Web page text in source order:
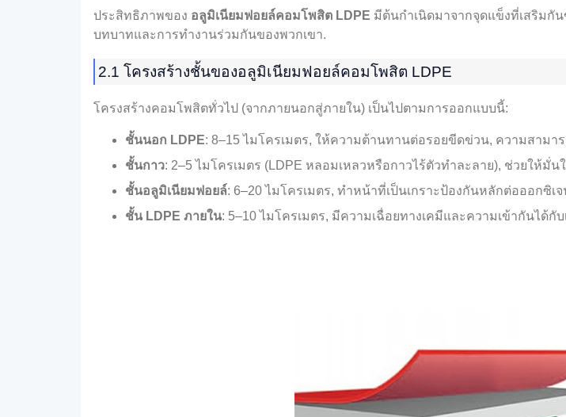
ประสิทธิภาพของ อลูมิเนียมฟอยล์คอมโพสิต LDPE มีต้นกำเนิดมาจากจุดแข็งที่เสริมกั
บทบาทและการทำงานร่วมกันของพวกเขา.
2.1 โครงสร้างชั้นของอลูมิเนียมฟอยล์คอมโพสิต LDPE
โครงสร้างคอมโพสิตทั่วไป (จากภายนอกสู่ภายใน) เป็นไปตามการออกแบบนี้:
ชั้นนอก LDPE: 8–15 ไมโครเมตร, ให้ความต้านทานต่อรอยขีดข่วน, ความสาม
ชั้นกาว: 2–5 ไมโครเมตร (LDPE หลอมเหลวหรือกาวไร้ตัวทำละลาย), ช่วยให้มั่
ชั้นอลูมิเนียมฟอยล์: 6–20 ไมโครเมตร, ทำหน้าที่เป็นเกราะป้องกันหลักต่อออกซิเ
ชั้น LDPE ภายใน: 5–10 ไมโครเมตร, มีความเฉื่อยทางเคมีและความเข้ากันได้กั